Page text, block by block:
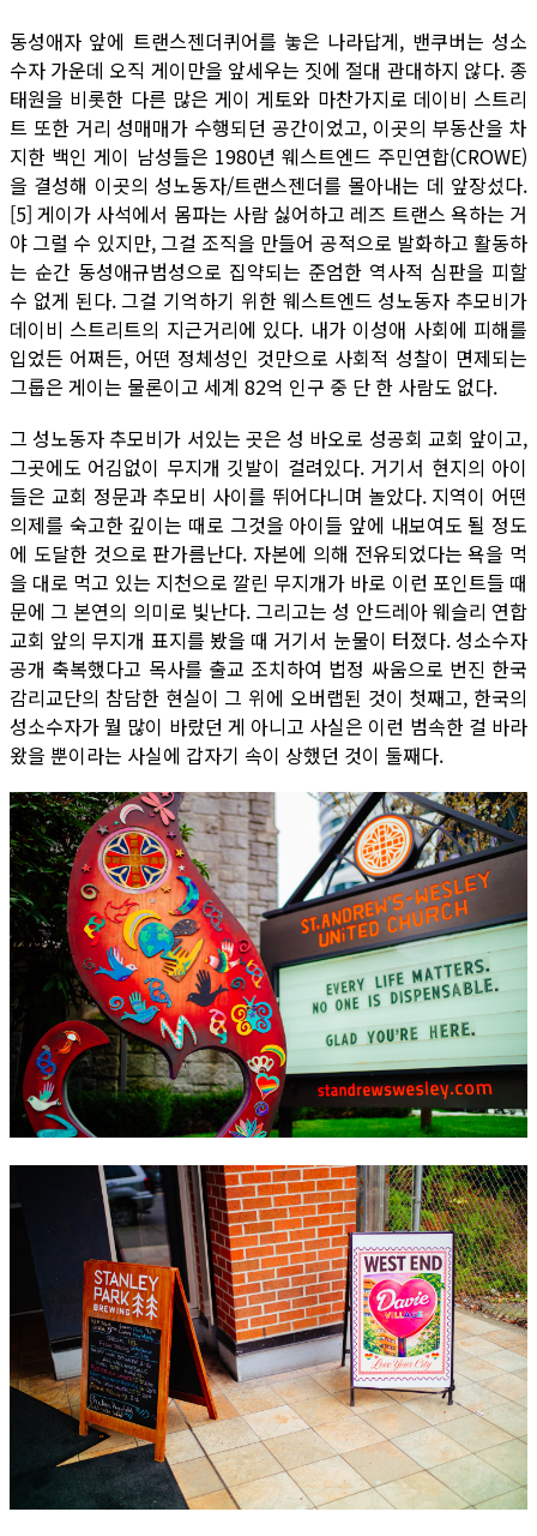
동성애자 앞에 트랜스젠더퀴어를 놓은 나라답게, 밴쿠버는 성소
수자 가운데 오직 게이만을 앞세우는 짓에 절대 관대하지 않다. 종
태원을 비롯한 다른 많은 게이 게토와 마찬가지로 데이비 스트리
트 또한 거리 성매매가 수행되던 공간이었고, 이곳의 부동산을 차
지한 백인 게이 남성들은 1980년 웨스트엔드 주민연합(CROWE)
을 결성해 이곳의 성노동자/트랜스젠더를 몰아내는 데 앞장섰다.
[5] 게이가 사석에서 몸파는 사람 싫어하고 레즈 트랜스 욕하는 거
야 그럴 수 있지만, 그걸 조직을 만들어 공적으로 발화하고 활동하
는 순간 동성애규범성으로 집약되는 준엄한 역사적 심판을 피할
수 없게 된다. 그걸 기억하기 위한 웨스트엔드 성노동자 추모비가
데이비 스트리트의 지근거리에 있다. 내가 이성애 사회에 피해를
입었든 어쩌든, 어떤 정체성인 것만으로 사회적 성찰이 면제되는
그룹은 게이는 물론이고 세계 82억 인구 중 단 한 사람도 없다.
그 성노동자 추모비가 서있는 곳은 성 바오로 성공회 교회 앞이고,
그곳에도 어김없이 무지개 깃발이 걸려있다. 거기서 현지의 아이
들은 교회 정문과 추모비 사이를 뛰어다니며 놀았다. 지역이 어떤
의제를 숙고한 깊이는 때로 그것을 아이들 앞에 내보여도 될 정도
에 도달한 것으로 판가름난다. 자본에 의해 전유되었다는 욕을 먹
을 대로 먹고 있는 지천으로 깔린 무지개가 바로 이런 포인트들 때
문에 그 본연의 의미로 빛난다. 그리고는 성 안드레아 웨슬리 연합
교회 앞의 무지개 표지를 봤을 때 거기서 눈물이 터졌다. 성소수자
공개 축복했다고 목사를 출교 조치하여 법정 싸움으로 번진 한국
감리교단의 참담한 현실이 그 위에 오버랩된 것이 첫째고, 한국의
성소수자가 뭘 많이 바랐던 게 아니고 사실은 이런 범속한 걸 바라
왔을 뿐이라는 사실에 갑자기 속이 상했던 것이 둘째다.